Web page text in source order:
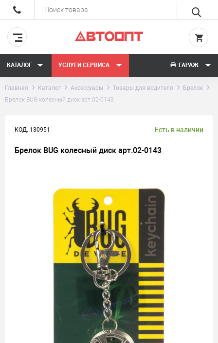
КАТАЛОГ УСЛУГИ СЕРВИСА ГАРАЖ
Главная Каталог Аксессуары Товары для водителя
Брелок
Брелок BUG колесный диск арт.02-0143
КОД: 130951 Есть в наличии
Брелок BUG колесный диск арт.02-0143